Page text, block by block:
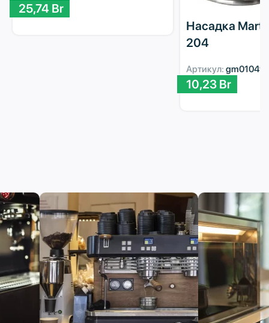
25,74 Br
Насадка
204
Артикул:
10,23 Br